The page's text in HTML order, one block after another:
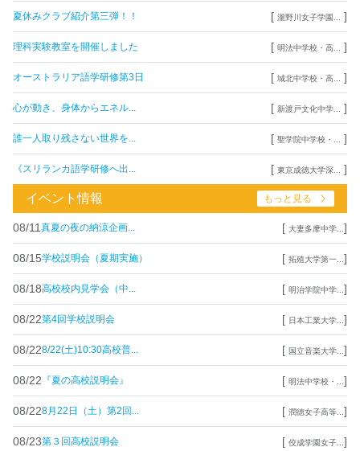
夏休みクラブ紹介第三弾！！ [ 瀧野川女子学園... ]
理科実験教室を開催しました [ 明法中学校・高... ]
オーストラリア語学研修第3日 [ 城北中学校・高... ]
心が動き、身体からエネル... [ 新渡戸文化中学... ]
誰一人取り残さない世界を... [ 聖学院中学校・... ]
《スリランカ語学研修へ出... [ 東京成徳大学深... ]
イベント情報 もっと見る
08/11 真夏の夜の納涼企画... [ 大妻多摩中学... ]
08/15学校説明会（夏期実施） [ 拓殖大学第一... ]
08/18高校校内見学会（中... [ 明治学院中学... ]
08/22第4回学校説明会 [ 日本工業大学... ]
08/228/22(土)10:30高校普... [ 国立音楽大学... ]
08/22 『夏の高校説明会』 [ 明法中学校・... ]
08/228月22日（土）第2回... [ 潤徳女子高等... ]
08/23第３回高校説明会 [ 佼成学園女子... ]